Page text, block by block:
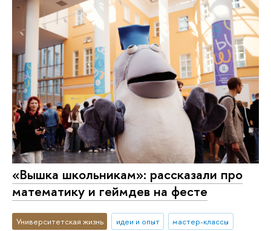
«Вышка школьникам»: рассказали про
математику и геймдев на фесте
Университетская жизнь идеи и опыт
мастер-классы